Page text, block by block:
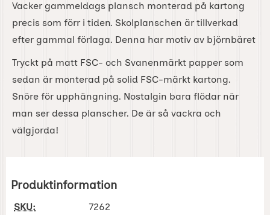
Vacker gammeldags plansch monterad på kartong
precis som förr i tiden. Skolplanschen är tillverkad
efter gammal förlaga. Denna har motiv av björnbäret
Tryckt på matt FSC- och Svanenmärkt papper som
sedan är monterad på solid FSC-märkt kartong.
Snöre för upphängning. Nostalgin bara flödar när
man ser dessa planscher. De är så vackra och
välgjorda!
Produktinformation
SKU: 7262